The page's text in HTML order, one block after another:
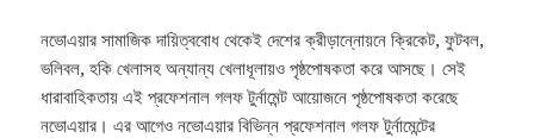
নভোএয়ার সামাজিক দায়িত্ববোধ থেকেই দেশের ক্রীড়ান্নোয়নে ক্রিকেট, ফুটবল,
ভলিবল, হকি খেলাসহ অন্যান্য খেলাধূলায়ও পৃষ্ঠপোষকতা করে আসছে। সেই
ধারাবাহিকতায় এই প্রফেশনাল গলফ টুর্নামেন্ট আয়োজনে পৃষ্ঠপোষকতা করেছে
নভোএয়ার। এর আগেও নভোএয়ার বিভিন্ন প্রফেশনাল গলফ টুর্নামেন্টের